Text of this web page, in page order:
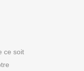
ce soit